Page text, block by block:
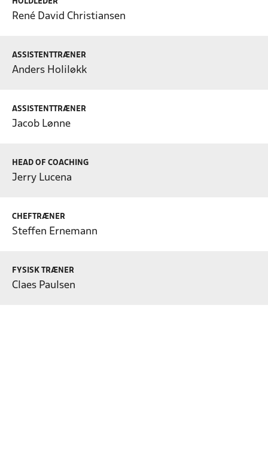
René David Christiansen
ASSISTENTTRÆNER
Anders Holiløkk
ASSISTENTTRÆNER
Jacob Lønne
HEAD OF COACHING
Jerry Lucena
CHEFTRÆNER
Steffen Ernemann
FYSISK TRÆNER
Claes Paulsen